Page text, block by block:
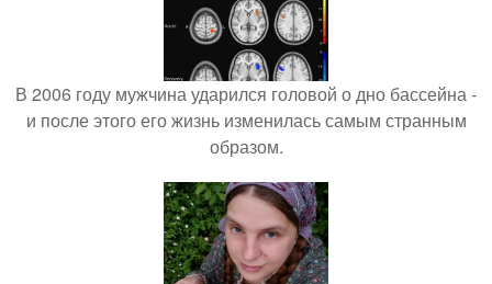
В 2006 году мужчина ударился головой о дно бассейна -
и после этого его жизнь изменилась самым странным
образом.